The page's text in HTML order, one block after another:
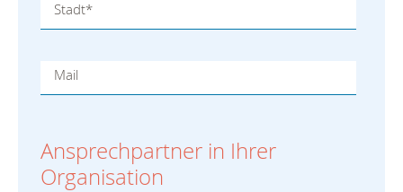
Stadt*
Mail
Ansprechpartner in Ihrer
Organisation